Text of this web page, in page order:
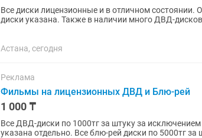
Все диски лицензионные и в отличном состоянии.
диски указана. Также в наличии много ДВД-
Астана, сегодня
Реклама
Фильмы на лицензионных ДВД и Блю-рей
1 000 ₸
Все ДВД-диски по 1000тг за штуку за
указана отдельно. Все блю-рей диски по 5000тг